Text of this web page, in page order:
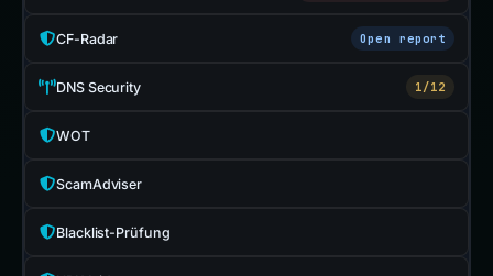
CF-Radar Open report
DNS Security 1/12
WOT
ScamAdviser
Blacklist-Prüfung